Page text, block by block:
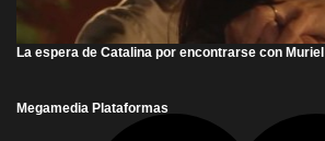
La espera de Catalina por encontrarse con Muriel
Megamedia Plataformas